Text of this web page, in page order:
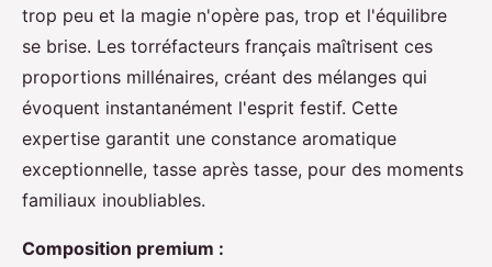
trop peu et la magie n'opère pas, trop et l'équilibre
se brise. Les torréfacteurs français maîtrisent ces
proportions millénaires, créant des mélanges qui
évoquent instantanément l'esprit festif. Cette
expertise garantit une constance aromatique
exceptionnelle, tasse après tasse, pour des moments
familiaux inoubliables.
Composition premium :